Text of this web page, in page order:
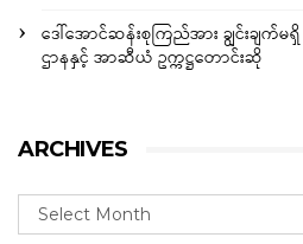
ဒေါ်အောင်ဆန်းစုကြည်အား ချွင်းချက်မ
ဌာနနှင့် အာဆီယံ ဥက္ကဋ္ဌတောင်းဆို
ARCHIVES